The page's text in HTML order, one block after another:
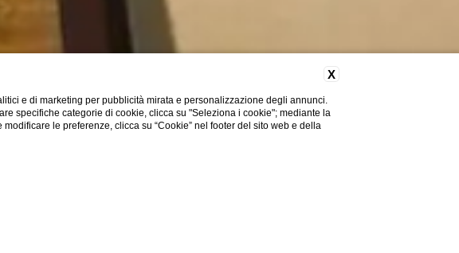
casa
X
e di marketing per pubblicità mirata e personalizzazione degli annunci.
specifiche categorie di cookie, clicca su "Seleziona i cookie"; mediante la
le preferenze, clicca su “Cookie” nel footer del sito web e della